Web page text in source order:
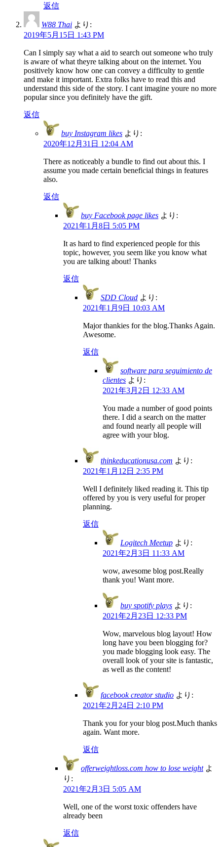
返信
W88 Thai より:
2019年5月15日 1:43 PM
Can I simply say what a aid to search out someone who truly
is aware of what theyre talking about on the internet. You
positively know how one can convey a difficulty to gentle
and make it important. Extra folks have to read this and
understand this side of the story. I cant imagine youre no more
popular since you definitely have the gift.
返信
buy Instagram likes より:
2020年12月31日 12:04 AM
There as noticeably a bundle to find out about this. I
assume you made certain beneficial things in features
also.
返信
buy Facebook page likes より:
2021年1月8日 5:05 PM
It as hard to find experienced people for this
topic, however, you seem like you know what
you are talking about! Thanks
返信
SDD Cloud より:
2021年1月9日 10:03 AM
Major thankies for the blog.Thanks Again.
Awesome.
返信
software para seguimiento de
clientes より:
2021年3月2日 12:33 AM
You made a number of good points
there. I did a search on the matter
and found nearly all people will
agree with your blog.
thinkeducationusa.com より:
2021年1月12日 2:35 PM
Well I definitely liked reading it. This tip
offered by you is very useful for proper
planning.
返信
Logitech Meetup より:
2021年2月3日 11:33 AM
wow, awesome blog post.Really
thank you! Want more.
buy spotify plays より:
2021年2月23日 12:33 PM
Wow, marvelous blog layout! How
long have you been blogging for?
you made blogging look easy. The
overall look of your site is fantastic,
as well as the content!
facebook creator studio より:
2021年2月24日 2:10 PM
Thank you for your blog post.Much thanks
again. Want more.
返信
offerweightloss.com how to lose weight よ
り:
2021年2月3日 5:05 AM
Well, one of the worst toxic offenders have
already been
返信